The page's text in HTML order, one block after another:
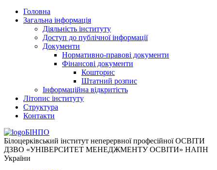
Головна
Загальна інформація
Діяльність інституту
Доступ до публічної інформації
Документи
Нормативно-правові документи
Фінансові документи
Кошторис
Штатний розпис
Інформаційна відкритість
Літопис інституту
Структура
Контакти
БІНПО
Білоцерківський інститут неперервної професійної ОСВІТИ
ДЗВО «УНІВЕРСИТЕТ МЕНЕДЖМЕНТУ ОСВІТИ» НАПН
України